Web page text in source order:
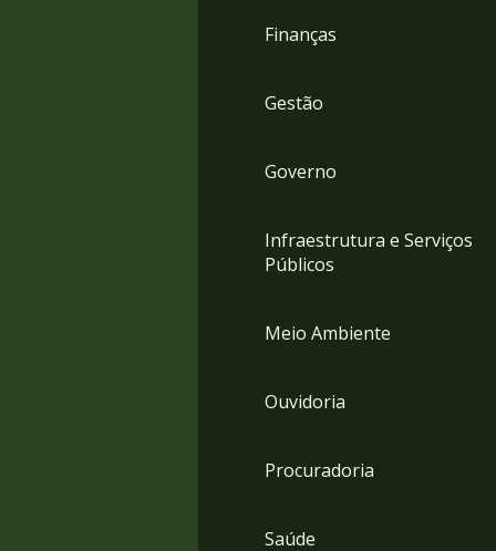
Finanças
Gestão
Governo
Infraestrutura e Serviços
Públicos
Meio Ambiente
Ouvidoria
Procuradoria
Saúde